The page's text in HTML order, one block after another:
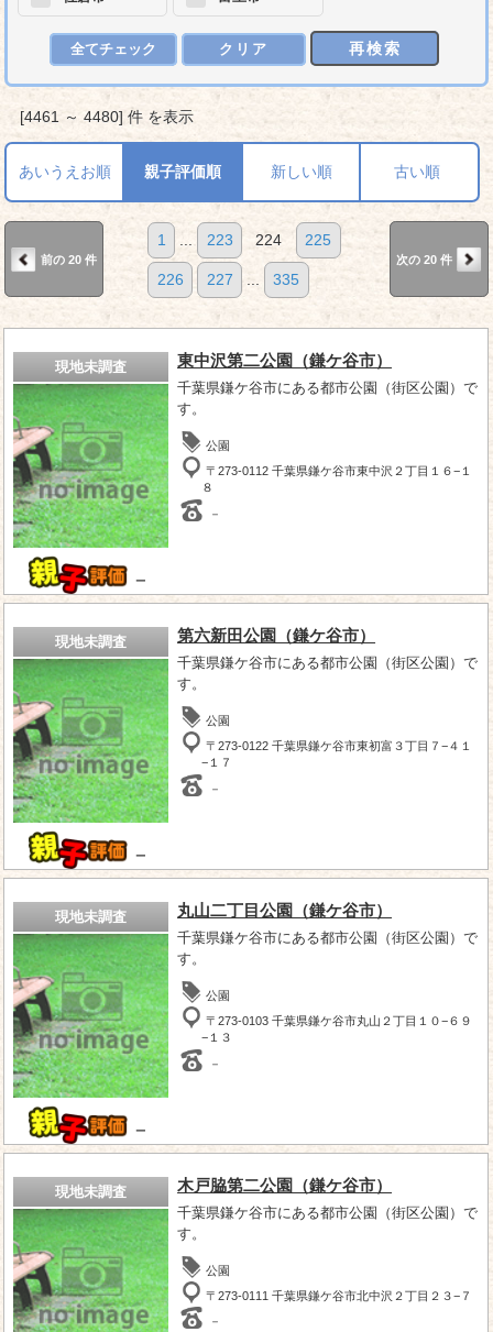
全てチェック クリア 再検索
[4461 ～ 4480] 件 を表示
あいうえお順 親子評価順 新しい順 古い順
前の 20 件
1 223 224 225
226 227 335
次の 20 件
現地未調査
－
東中沢第二公園（鎌ケ谷市）
千葉県鎌ケ谷市にある都市公園（街区公園）で
す。
公園
〒273-0112 千葉県鎌ケ谷市東中沢２丁目１６−１
８
－
現地未調査
－
第六新田公園（鎌ケ谷市）
千葉県鎌ケ谷市にある都市公園（街区公園）で
す。
公園
〒273-0122 千葉県鎌ケ谷市東初富３丁目７−４１
−１７
－
現地未調査
－
丸山二丁目公園（鎌ケ谷市）
千葉県鎌ケ谷市にある都市公園（街区公園）で
す。
公園
〒273-0103 千葉県鎌ケ谷市丸山２丁目１０−６９
−１３
－
現地未調査 木戸脇第二公園（鎌ケ谷市）
千葉県鎌ケ谷市にある都市公園（街区公園）で
す。
公園
〒273-0111 千葉県鎌ケ谷市北中沢２丁目２３−７
－